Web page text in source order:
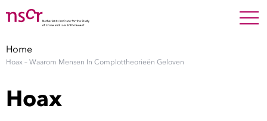
Staff
Home
Hoax – Waarom Mensen In Complottheorieën Geloven
Hoax